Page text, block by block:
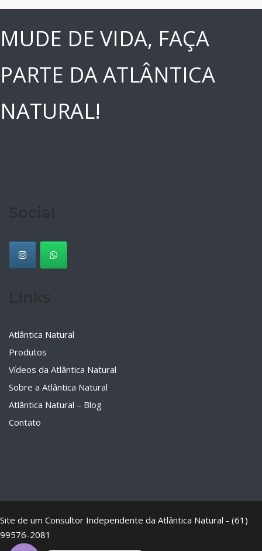
MUDE DE VIDA, FAÇA
PARTE DA ATLÂNTICA
NATURAL!
Atlântica Natural
Produtos
Vídeos da Atlântica Natural
Sobre a Atlântica Natural
Atlântica Natural – Blog
Contato
Site de um Consultor Independente da Atlântica Natural - (61)
99576-2081